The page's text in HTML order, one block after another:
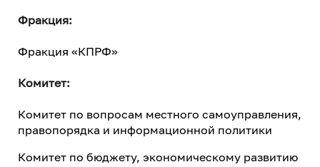
Фракция:
Фракция «КПРФ»
Комитет:
Комитет по вопросам местного самоуправления,
правопорядка и информационной политики
Комитет по бюджету, экономическому развитию